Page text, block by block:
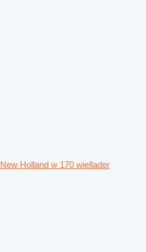
New Holland w 170 wiellader